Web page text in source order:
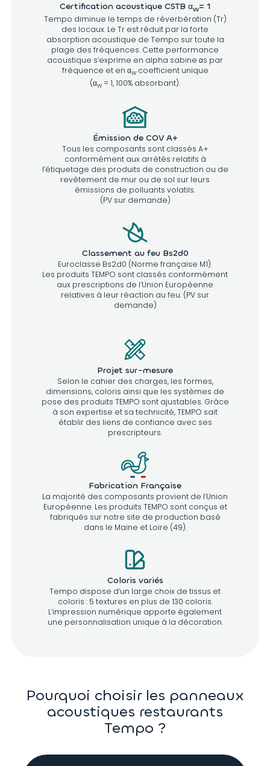
Certification acoustique CSTB αw= 1
Tempo diminue le temps de réverbération (Tr)
des locaux. Le Tr est réduit par la forte
absorption acoustique de Tempo sur toute la
plage des fréquences. Cette performance
acoustique s’exprime en alpha sabine αs par
fréquence et en αwcoefficient unique
(αw = 1, 100% absorbant).
Émission de COV A+
Tous les composants sont classés A+
conformément aux arrêtés relatifs à
l’étiquetage des produits de construction ou de
revêtement de mur ou de sol sur leurs
émissions de polluants volatils.
(PV sur demande)
Classement au feu Bs2d0
Euroclasse Bs2d0 (Norme française M1).
Les produits TEMPO sont classés conformément
aux prescriptions de l’Union Européenne
relatives à leur réaction au feu. (PV sur
demande)
Projet sur-mesure
Selon le cahier des charges, les formes,
dimensions, coloris ainsi que les systèmes de
pose des produits TEMPO sont ajustables. Grâce
à son expertise et sa technicité, TEMPO sait
établir des liens de confiance avec ses
prescripteurs.
Fabrication Française
La majorité des composants provient de l’Union
Européenne. Les produits TEMPO sont conçus et
fabriqués sur notre site de production basé
dans le Maine et Loire (49).
Coloris variés
Tempo dispose d’un large choix de tissus et
coloris : 5 textures en plus de 130 coloris.
L’impression numérique apporte également
une personnalisation unique à la décoration.
Pourquoi choisir les panneaux
acoustiques restaurants
Tempo ?